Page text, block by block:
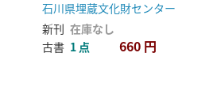
石川県埋蔵文化財センター
新刊 在庫なし
古書 1 点 660 円